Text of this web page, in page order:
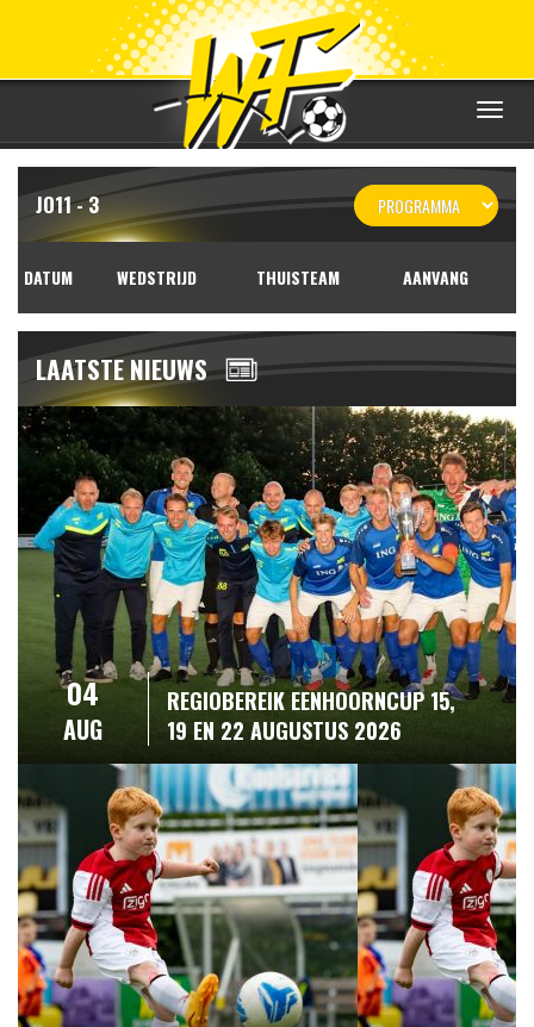
Toggle
JO11 - 3
DATUM WEDSTRIJD THUISTEAM AANVANG
LAATSTE NIEUWS
04
AUG
REGIOBEREIK EENHOORNCUP 15,
19 EN 22 AUGUSTUS 2026